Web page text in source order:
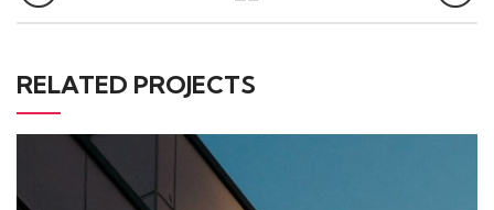
RELATED PROJECTS